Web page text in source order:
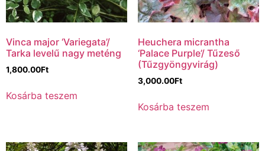
Vinca major ‘Variegata’/
Tarka levelű nagy meténg
1,800.00Ft
Kosárba teszem
Heuchera micrantha
‘Palace Purple’/ Tűzeső
(Tűzgyöngyvirág)
3,000.00Ft
Kosárba teszem